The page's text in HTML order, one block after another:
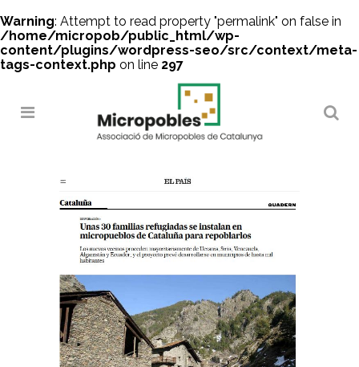
Warning: Attempt to read property "permalink" on false in
/home/micropob/public_html/wp-
content/plugins/wordpress-seo/src/context/meta-
tags-context.php on line 297